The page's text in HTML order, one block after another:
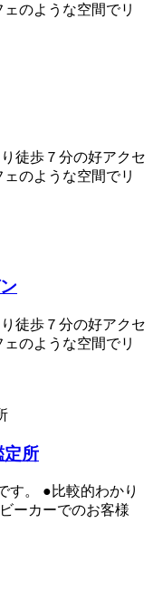
のような空間でリ
徒歩７分の好アクセ
のような空間でリ
徒歩７分の好アクセ
のような空間でリ
定所
す。 ●比較的わかり
ーカーでのお客様